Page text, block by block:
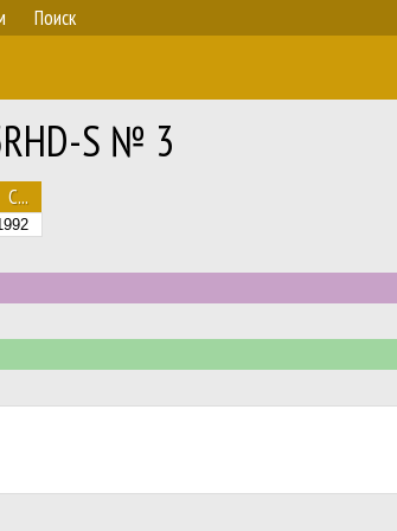
Поиск
S № 3
С...